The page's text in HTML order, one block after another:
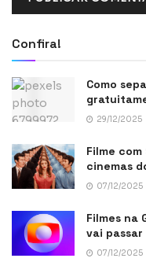
Confira!
Como
29/12/2025
Filme
cinemas
07/12/2025
Filmes na
vai passar
07/12/2025